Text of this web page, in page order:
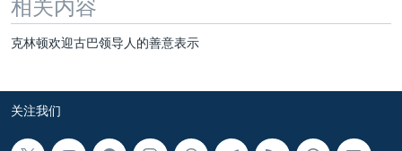
南中国海争端
关注西藏
GEN Z 看美国
相关内容
克林顿欢迎古巴领导人的善意表示
关注我们